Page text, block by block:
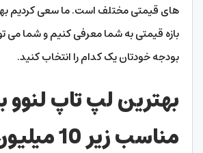
های قیمتی مختلف است. ما سعی کردیم
بازه قیمتی به شما معرفی کنیم و شما می
بودجه خودتان یک کدام را انتخاب کنید.
بهترین لپ تاپ لنوو
مناسب زیر 10 میلیون تومان